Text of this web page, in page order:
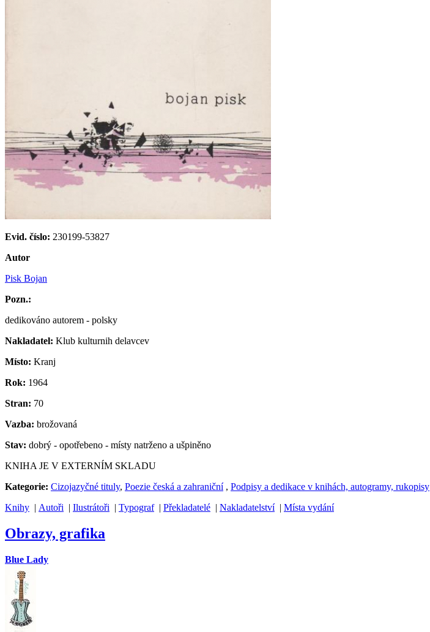
Evid. číslo: 230199-53827
Autor
Pisk Bojan
Pozn.:
dedikováno autorem - polsky
Nakladatel: Klub kulturnih delavcev
Místo: Kranj
Rok: 1964
Stran: 70
Vazba: brožovaná
Stav: dobrý - opotřebeno - místy natrženo a ušpiněno
KNIHA JE V EXTERNÍM SKLADU
Kategorie: Cizojazyčné tituly, Poezie česká a zahraniční, Podpisy a dedikace v knihách, autogramy, rukopisy
Knihy | Autoři | Ilustrátoři | Typograf| Překladatelé | Nakladatelství| Místa vydání
Obrazy, grafika
Blue Lady